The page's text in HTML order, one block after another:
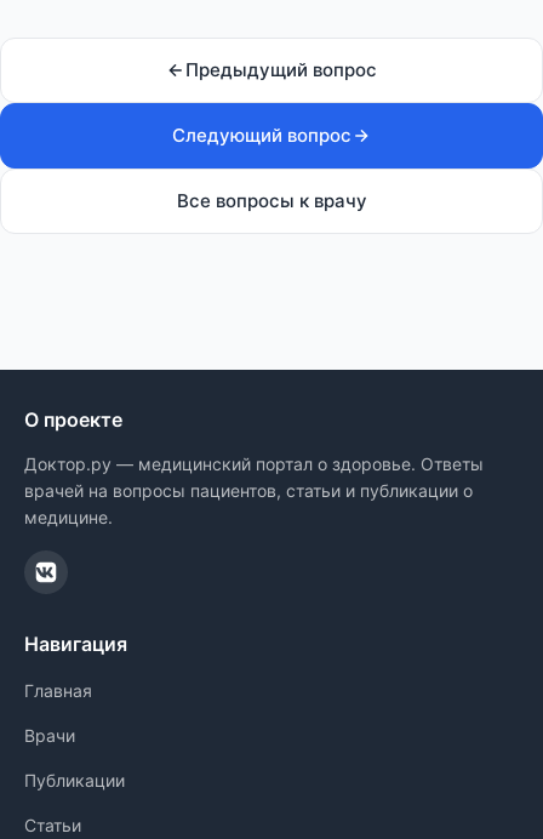
Предыдущий вопрос
Следующий вопрос
Все вопросы к врачу
О проекте
Доктор.ру — медицинский портал о здоровье. Ответы
врачей на вопросы пациентов, статьи и публикации о
медицине.
Навигация
Главная
Врачи
Публикации
Статьи